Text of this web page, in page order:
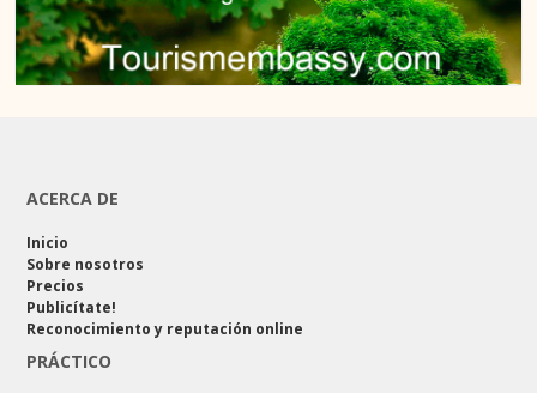
ACERCA DE
Inicio
Sobre nosotros
Precios
Publicítate!
Reconocimiento y reputación online
PRÁCTICO